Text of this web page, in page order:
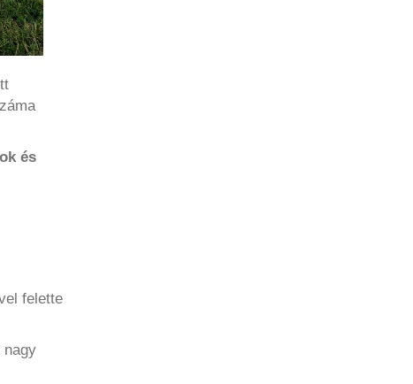
és
felette
nagy